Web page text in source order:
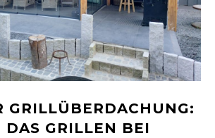
GRILLÜBERDACHUNG:
DAS GRILLEN BEI